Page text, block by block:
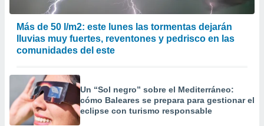
Más de 50 l/m2: este lunes las tormentas dejarán
lluvias muy fuertes, reventones y pedrisco en las
comunidades del este
Un “Sol negro” sobre el Mediterráneo:
cómo Baleares se prepara para gestionar el
eclipse con turismo responsable